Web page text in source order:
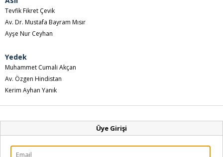
Tevfik Fikret Çevik
Av. Dr. Mustafa Bayram Mısır
Ayşe Nur Ceyhan
Yedek
Muhammet Cumali Akçan
Av. Özgen Hindistan
Kerim Ayhan Yanık
Üye Girişi